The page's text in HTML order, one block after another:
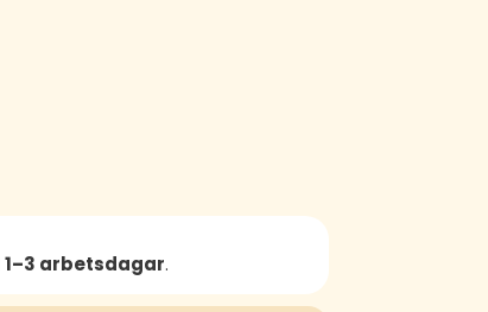
1–3 arbetsdagar.